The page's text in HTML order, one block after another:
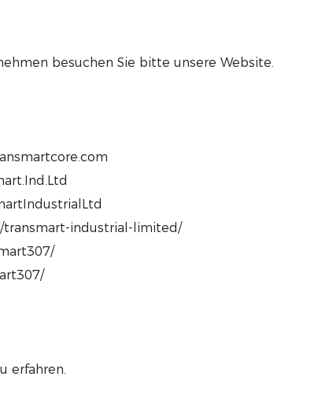
besuchen Sie bitte unsere Website.
transmart-industrial-limited/
erfahren.